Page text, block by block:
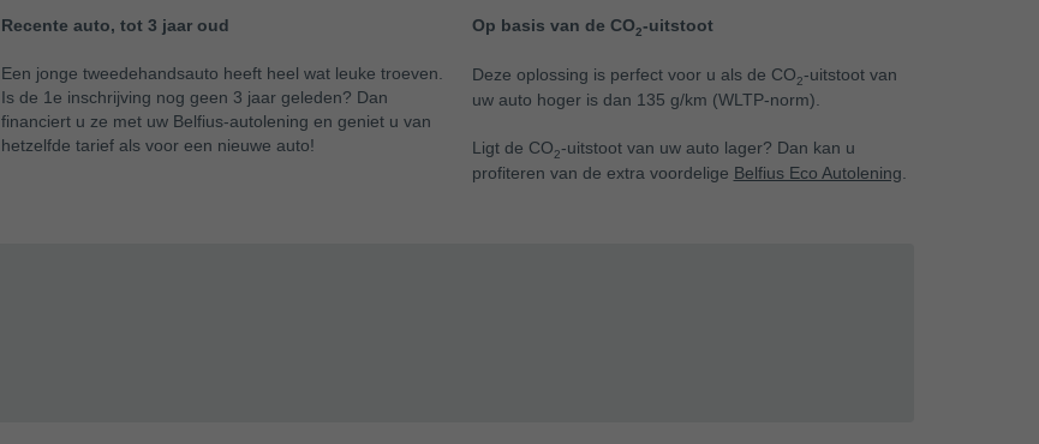
Recente auto, tot 3 jaar oud
Een jonge tweedehandsauto heeft heel wat leuke troeven.
Is de 1e inschrijving nog geen 3 jaar geleden? Dan
financiert u ze met uw Belfius-autolening en geniet u van
hetzelfde tarief als voor een nieuwe auto!
Op basis van de CO2-uitstoot
Deze oplossing is perfect voor u als de CO2-uitstoot van
uw auto hoger is dan 135 g/km (WLTP-norm).
Ligt de CO2-uitstoot van uw auto lager? Dan kan u
profiteren van de extra voordelige Belfius Eco Autolening